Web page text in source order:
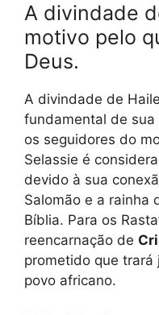
A divindade
motivo pelo
Deus.
A divindade de
fundamental de
os seguidores do
Selassie é
devido à sua
Salomão e a rainha
Bíblia. Para os
reencarnação de
prometido que trará
povo africano.